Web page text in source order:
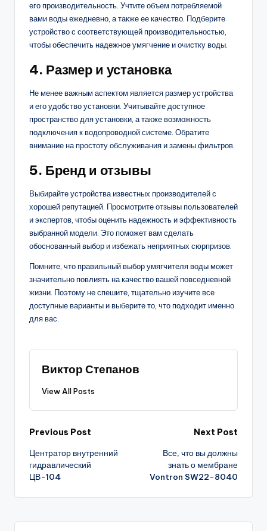
его производительность. Учтите объем потребляемой
вами воды ежедневно, а также ее качество. Подберите
устройство с соответствующей производительностью,
чтобы обеспечить надежное умягчение и очистку воды.
4. Размер и установка
Не менее важным аспектом является размер устройства
и его удобство установки. Учитывайте доступное
пространство для установки, а также возможность
подключения к водопроводной системе. Обратите
внимание на простоту обслуживания и замены фильтров.
5. Бренд и отзывы
Выбирайте устройства известных производителей с
хорошей репутацией. Просмотрите отзывы пользователей
и экспертов, чтобы оценить надежность и эффективность
выбранной модели. Это поможет вам сделать
обоснованный выбор и избежать неприятных сюрпризов.
Помните, что правильный выбор умягчителя воды может
значительно повлиять на качество вашей повседневной
жизни. Поэтому не спешите, тщательно изучите все
доступные варианты и выберите то, что подходит именно
для вас.
Виктор Степанов
View All Posts
Post
navigation
Previous Post
Центратор внутренний
гидравлический
ЦВ-104
Next Post
Все, что вы должны
знать о мембране
Vontron SW22-8040